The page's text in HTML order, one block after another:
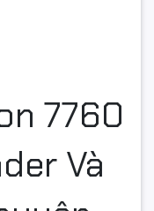
7760
Và